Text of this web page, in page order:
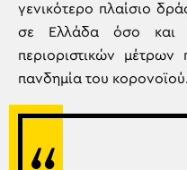
γενικότερο πλαίσιο
σε Ελλάδα όσο και
περιοριστικών μέτρων
πανδημία του κορονοϊού.